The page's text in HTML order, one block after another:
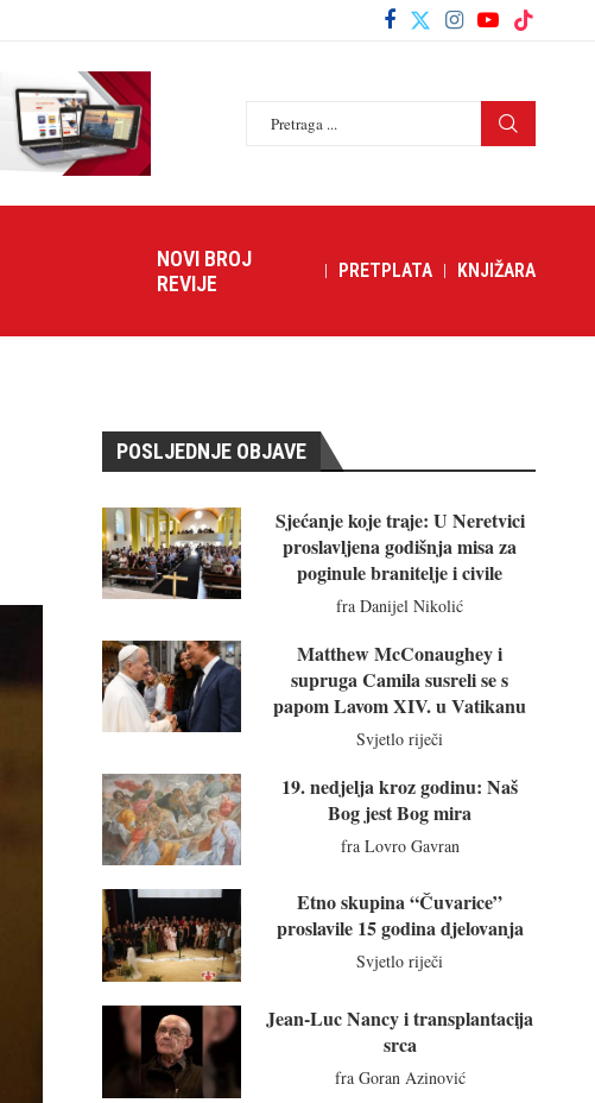
NOVI BROJ
REVIJE
PRETPLATA KNJIŽARA
POSLJEDNJE OBJAVE
Sjećanje koje traje: U Neretvici
proslavljena godišnja misa za
poginule branitelje i civile
fra Danijel Nikolić
Matthew McConaughey i
supruga Camila susreli se s
papom Lavom XIV. u Vatikanu
Svjetlo riječi
19. nedjelja kroz godinu: Naš
Bog jest Bog mira
fra Lovro Gavran
Etno skupina “Čuvarice”
proslavile 15 godina djelovanja
Svjetlo riječi
Jean-Luc Nancy i transplantacija
srca
fra Goran Azinović